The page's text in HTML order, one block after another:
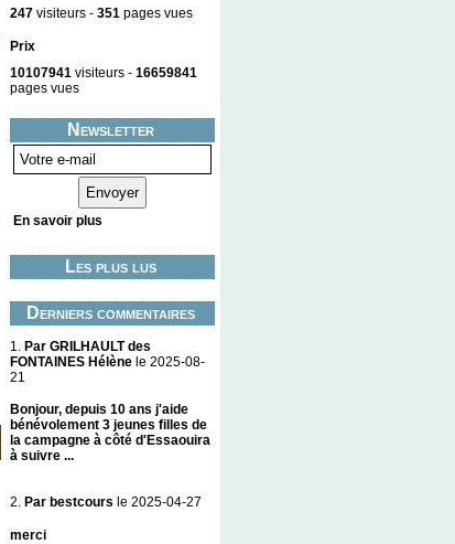
247 visiteurs - 351 pages vues
Prix
10107941 visiteurs - 16659841
pages vues
Newsletter
En savoir plus
Les plus lus
Derniers commentaires
1.
Par GRILHAULT des
FONTAINES Hélène le 2025-08-
21
Bonjour, depuis 10 ans j'aide
bénévolement 3 jeunes filles de
la campagne à côté d'Essaouira
à suivre ...
2. Par bestcours le 2025-04-27
merci